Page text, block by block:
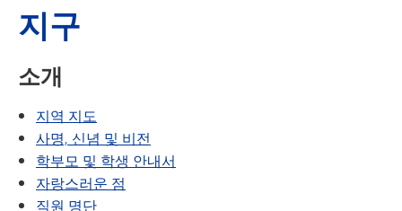
지구
소개
지역 지도
사명, 신념 및 비전
학부모 및 학생 안내서
자랑스러운 점
직원 명단